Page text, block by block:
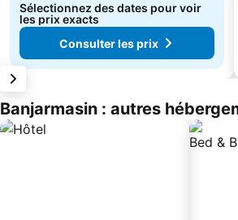
Sélectionnez des dates pour voir
les prix exacts
Consulter les prix
Banjarmasin : autres